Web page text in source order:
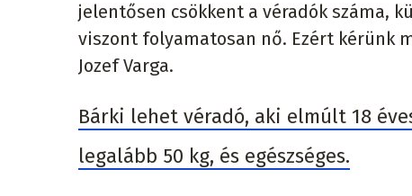
jelentősen csökkent a véradók száma,
viszont folyamatosan nő. Ezért kérünk
Jozef Varga.
Bárki lehet véradó, aki elmúlt 18
legalább 50 kg, és egészséges.